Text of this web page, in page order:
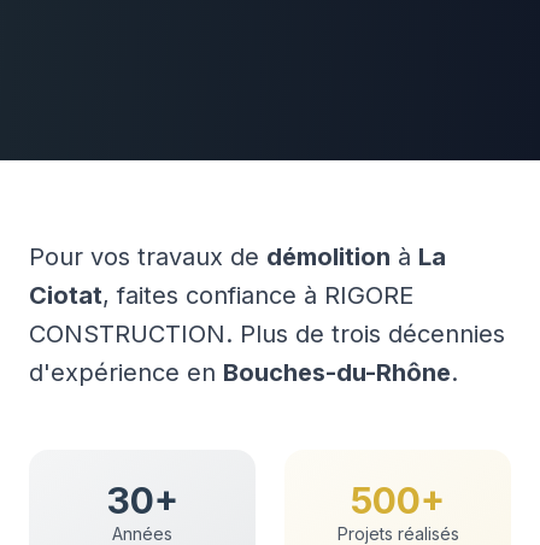
Pour vos travaux de démolition à La
Ciotat, faites confiance à RIGORE
CONSTRUCTION. Plus de trois décennies
d'expérience en Bouches-du-Rhône.
30+
Années
500+
Projets réalisés